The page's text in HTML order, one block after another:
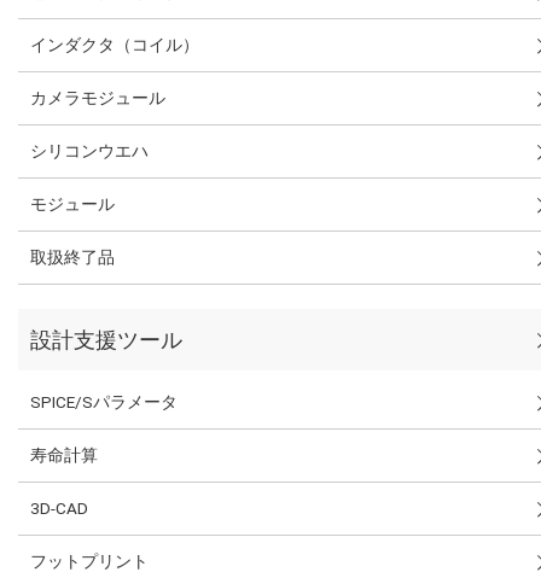
インダクタ（コイル）
カメラモジュール
シリコンウエハ
モジュール
取扱終了品
設計支援ツール
SPICE/Sパラメータ
寿命計算
3D-CAD
フットプリント